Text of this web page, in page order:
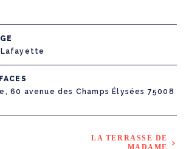
Lafayette
60 avenue des Champs Élysées 75008
LA TERRASSE DE
MADAME